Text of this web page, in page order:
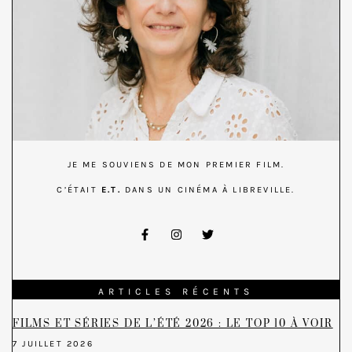
JE ME SOUVIENS DE MON PREMIER FILM.
C’ÉTAIT E.T. DANS UN CINÉMA À LIBREVILLE.
ARTICLES RÉCENTS
FILMS ET SÉRIES DE L’ÉTÉ 2026 : LE TOP 10 À VOIR
7 JUILLET 2026